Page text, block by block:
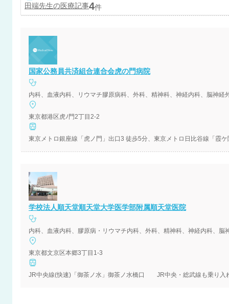
田端先生の医療記事4件
国家公務員共済組合連合会虎の門病院
内科、血液内科、リウマチ膠原病科、外科、精神科、神経内科、脳神
東京都港区虎ﾉ門2丁目2-2
東京メトロ銀座線「虎ノ門」出口3 徒歩5分、東京メトロ日比谷線「霞
学校法人順天堂順天堂大学医学部附属順天堂医院
内科、血液内科、膠原病・リウマチ内科、外科、精神科、神経内科、
東京都文京区本郷3丁目1-3
JR中央線(快速)「御茶ノ水」御茶ノ水橋口 JR中央・総武線も乗り入